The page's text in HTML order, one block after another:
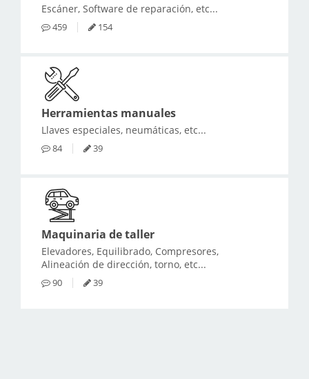
Escáner, Software de reparación, etc...
459 154
Herramientas manuales
Llaves especiales, neumáticas, etc...
84 39
Maquinaria de taller
Elevadores, Equilibrado, Compresores,
Alineación de dirección, torno, etc...
90 39